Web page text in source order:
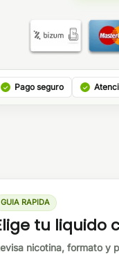
Pago seguro
GUIA RAPIDA
tu liquido
nicotina, formato y